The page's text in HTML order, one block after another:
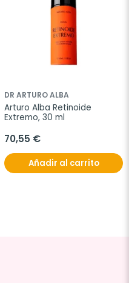
DR ARTURO ALBA
Arturo Alba Retinoide
Extremo, 30 ml
70,55 €
Añadir al carrito